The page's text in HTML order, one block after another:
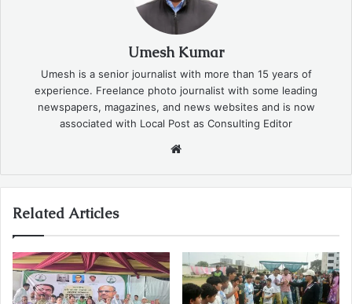
Umesh Kumar
Umesh is a senior journalist with more than 15 years of
experience. Freelance photo journalist with some leading
newspapers, magazines, and news websites and is now
associated with Local Post as Consulting Editor
Related Articles